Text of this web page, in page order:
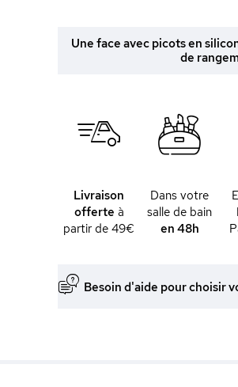
Une face avec picots en
de
Livraison
offerte à
partir de 49€
Dans votre
salle de bain
en 48h
Besoin d'aide pour choisir